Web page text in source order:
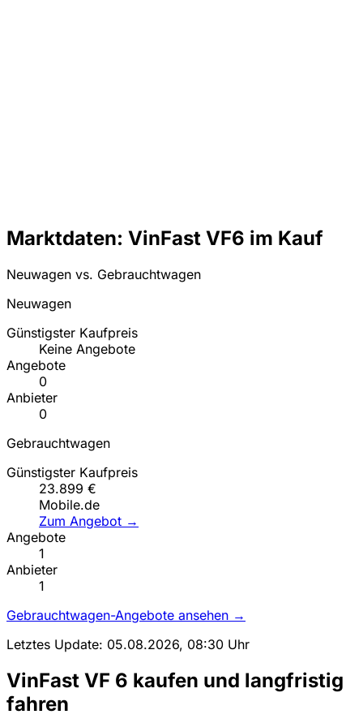
Marktdaten: VinFast VF6 im Kauf
Neuwagen vs. Gebrauchtwagen
Neuwagen
Günstigster Kaufpreis
Keine Angebote
Angebote
0
Anbieter
0
Gebrauchtwagen
Günstigster Kaufpreis
23.899 €
Mobile.de
Zum Angebot →
Angebote
1
Anbieter
1
Gebrauchtwagen-Angebote ansehen →
Letztes Update: 05.08.2026, 08:30 Uhr
VinFast VF 6 kaufen und langfristig
fahren